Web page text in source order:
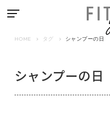
HOME タグ シャンプーの日
シャンプーの日